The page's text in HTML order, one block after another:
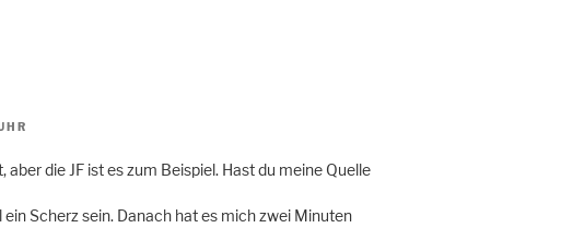
aber die JF ist es zum Beispiel. Hast du meine Quelle
Scherz sein. Danach hat es mich zwei Minuten